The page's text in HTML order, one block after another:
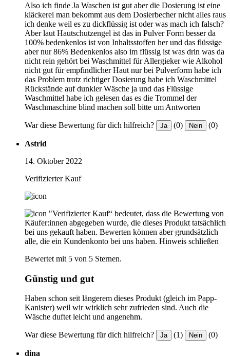
Also ich finde Ja Waschen ist gut aber die Dosierung ist eine
kläckerei man bekommt aus dem Dosierbecher nicht alles raus
ich denke weil es zu dickflüssig ist oder was mach ich falsch?
Aber laut Hautschutzengel ist das in Pulver Form besser da
100% bedenkenlos ist von Inhaltsstoffen her und das flüssige
aber nur 86% Bedenkenlos also im flüssig ist was drin was da
nicht rein gehört bei Waschmittel für Allergieker wie Alkohol
nicht gut für empfindlicher Haut nur bei Pulverform habe ich
das Problem trotz richtiger Dosierung habe ich Waschmittel
Rückstände auf dunkler Wäsche ja und das Flüssige
Waschmittel habe ich gelesen das es die Trommel der
Waschmaschine blind machen soll bitte um Antworten
War diese Bewertung für dich hilfreich? Ja (0) Nein (0)
Astrid
14. Oktober 2022
Verifizierter Kauf
"Verifizierter Kauf“ bedeutet, dass die Bewertung von
Käufer:innen abgegeben wurde, die dieses Produkt tatsächlich
bei uns gekauft haben. Bewerten können aber grundsätzlich
alle, die ein Kundenkonto bei uns haben. Hinweis schließen
Bewertet mit 5 von 5 Sternen.
Günstig und gut
Haben schon seit längerem dieses Produkt (gleich im Papp-
Kanister) weil wir wirklich sehr zufrieden sind. Auch die
Wäsche duftet leicht und angenehm.
War diese Bewertung für dich hilfreich? Ja (1) Nein (0)
dina